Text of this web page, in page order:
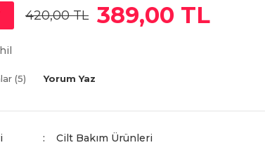
420,00 TL 389,00 TL
(5) Yorum Yaz
Cilt Bakım Ürünleri